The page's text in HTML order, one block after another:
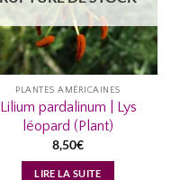
PLANTES AMÉRICAINES
Lilium pardalinum | Lys
léopard (Plant)
8,50€
LIRE LA SUITE